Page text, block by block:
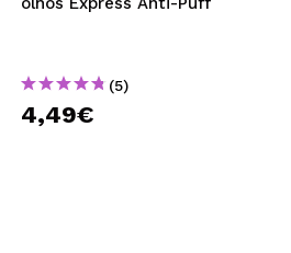
(5)
4,49€